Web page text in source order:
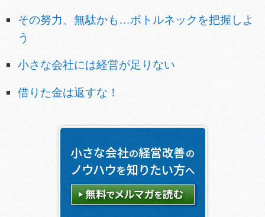
その努力、無駄かも…ボトルネックを把握しよ
う
小さな会社には経営が足りない
借りた金は返すな！